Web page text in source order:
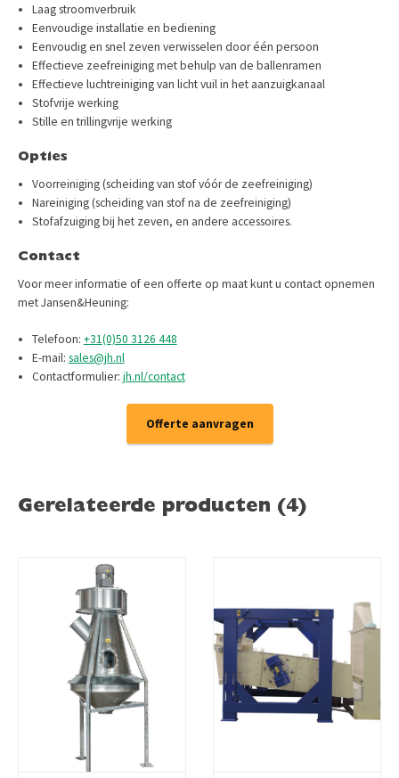
Laag stroomverbruik
Eenvoudige installatie en bediening
Eenvoudig en snel zeven verwisselen door één persoon
Effectieve zeefreiniging met behulp van de ballenramen
Effectieve luchtreiniging van licht vuil in het aanzuigkanaal
Stofvrije werking
Stille en trillingvrije werking
Opties
Voorreiniging (scheiding van stof vóór de zeefreiniging)
Nareiniging (scheiding van stof na de zeefreiniging)
Stofafzuiging bij het zeven, en andere accessoires.
Contact
Voor meer informatie of een offerte op maat kunt u contact opnemen
met Jansen&Heuning:​
Telefoon: +31(0)50 3126 448
E-mail: sales@jh.nl
Contactformulier: jh.nl/contact
Offerte aanvragen
Gerelateerde producten (4)